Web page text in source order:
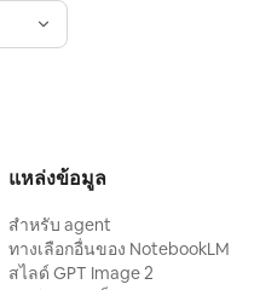
แหล่งข้อมูล
สำหรับ agent
ทางเลือกอื่นของ NotebookLM
สไลด์ GPT Image 2